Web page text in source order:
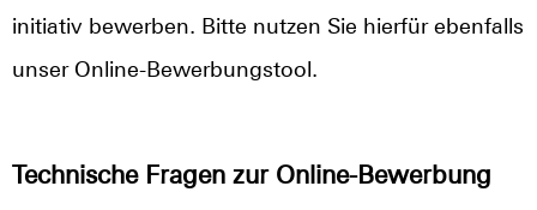
initiativ bewerben. Bitte nutzen Sie hierfür ebenfalls
unser Online-Bewerbungstool.
Technische Fragen zur Online-Bewerbung